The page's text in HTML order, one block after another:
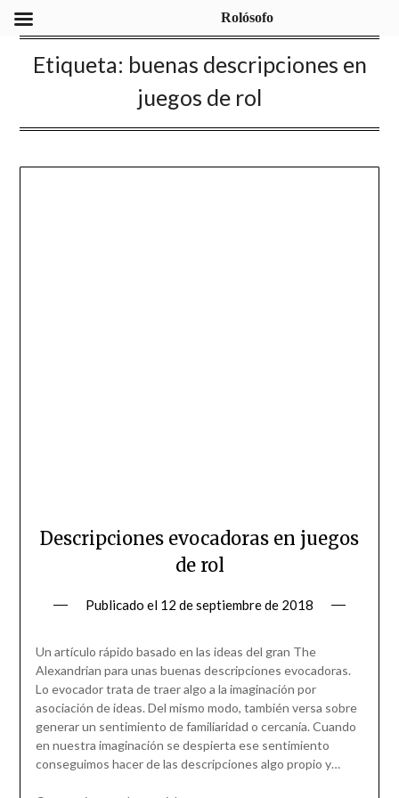
Etiqueta: buenas descripciones en
juegos de rol
Descripciones evocadoras en juegos
de rol
Publicado el 12 de septiembre de 2018
Un artículo rápido basado en las ideas del gran The
Alexandrian para unas buenas descripciones evocadoras.
Lo evocador trata de traer algo a la imaginación por
asociación de ideas. Del mismo modo, también versa sobre
generar un sentimiento de familiaridad o cercanía. Cuando
en nuestra imaginación se despierta ese sentimiento
conseguimos hacer de las descripciones algo propio y…
Rolósofo